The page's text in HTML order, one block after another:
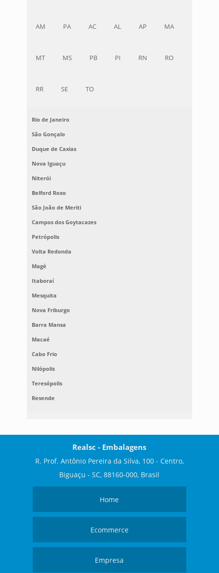
AM PA AC AL AP MA
MT MS PB PI RN RO
RR SE TO
Rio de Janeiro
São Gonçalo
Duque de Caxias
Nova Iguaçu
Niterói
Belford Roxo
São João de Meriti
Campos dos Goytacazes
Petrópolis
Volta Redonda
Magé
Itaboraí
Mesquita
Nova Friburgo
Barra Mansa
Macaé
Cabo Frio
Nilópolis
Teresópolis
Resende
Realsc - Embalagens
R. Prof. Antônio Pereira da Silva, 100 - Centro,
Biguaçu - SC, 88160-000, Brasil
Home
Ecommerce
Empresa